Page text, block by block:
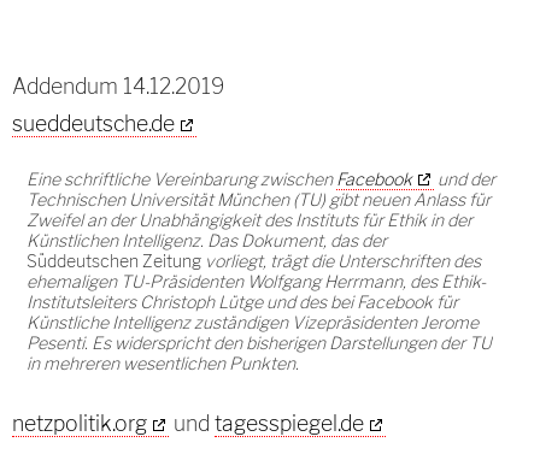
Addendum 14.12.2019
sueddeutsche.de
Eine schriftliche Vereinbarung zwischen Facebook
und der
Technischen Universität München (TU) gibt neuen Anlass für
Zweifel an der Unabhängigkeit des Instituts für Ethik in der
Künstlichen Intelligenz. Das Dokument, das der
Süddeutschen Zeitung vorliegt, trägt die Unterschriften des
ehemaligen TU-Präsidenten Wolfgang Herrmann, des Ethik-
Institutsleiters Christoph Lütge und des bei Facebook für
Künstliche Intelligenz zuständigen Vizepräsidenten Jerome
Pesenti. Es widerspricht den bisherigen Darstellungen der TU
in mehreren wesentlichen Punkten.
netzpolitik.org und tagesspiegel.de